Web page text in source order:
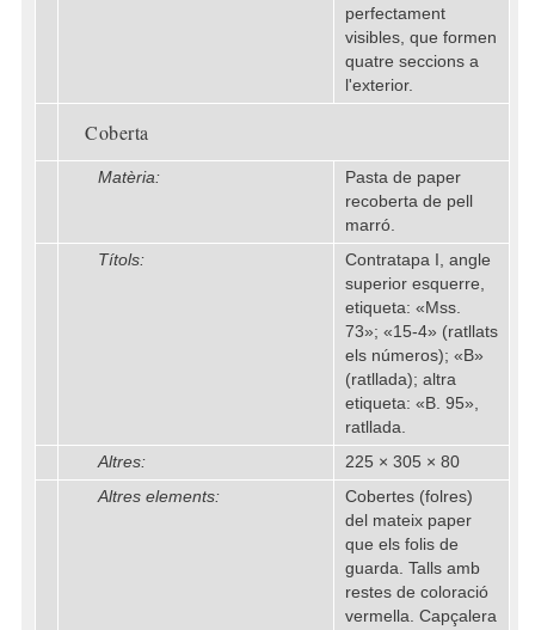
perfectament
visibles, que formen
quatre seccions a
l'exterior.
Coberta
Matèria:
Pasta de paper
recoberta de pell
marró.
Títols:
Contratapa I, angle
superior esquerre,
etiqueta: «Mss.
73»; «15-4» (ratllats
els números); «B»
(ratllada); altra
etiqueta: «B. 95»,
ratllada.
Altres:
225 × 305 × 80
Altres elements:
Cobertes (folres)
del mateix paper
que els folis de
guarda. Talls amb
restes de coloració
vermella. Capçalera